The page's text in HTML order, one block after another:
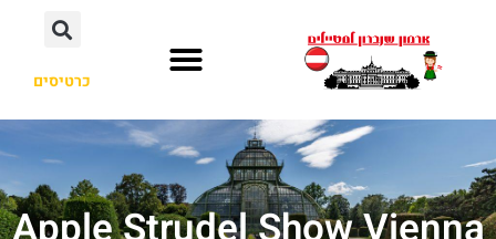
כרטיסים